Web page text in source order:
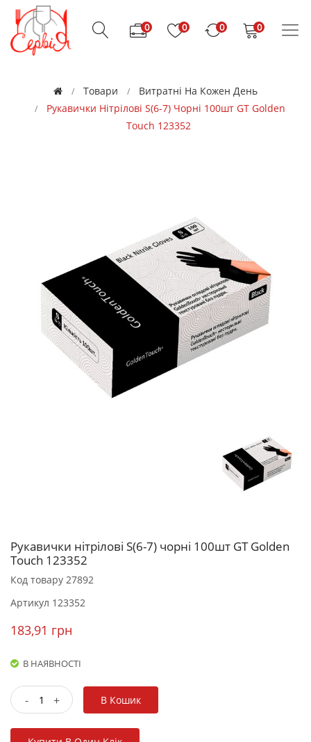
0 0 0 0
Товари
Витратні На Кожен День
Рукавички Нітрілові S(6-7) Чорні 100шт GT Golden
Touch 123352
Рукавички нітрілові S(6-7) чорні 100шт GT Golden
Touch 123352
Код товару 27892
Артикул 123352
183,91 грн
В НАЯВНОСТІ
- + В Кошик